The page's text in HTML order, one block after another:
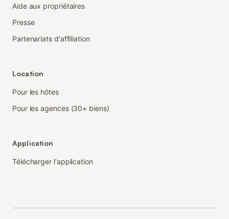
Aide aux propriétaires
Presse
Partenariats d'affiliation
Location
Pour les hôtes
Pour les agences (30+ biens)
Application
Télécharger l'application